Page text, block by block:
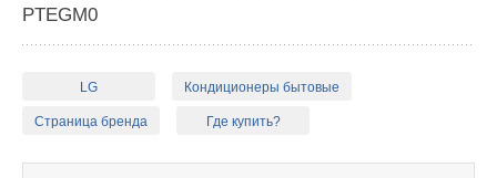
PTEGM0
LG Кондиционеры бытовые
Страница бренда Где купить?